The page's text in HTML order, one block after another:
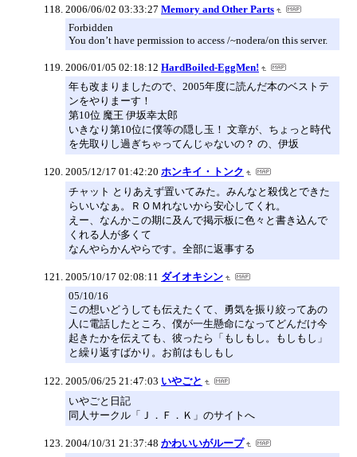
2006/06/02 03:33:27 Memory and Other Parts
Forbidden
You don’t have permission to access /~nodera/on this server.
2006/01/05 02:18:12 HardBoiled-EggMen!
年も改まりましたので、2005年度に読んだ本のベストテ
ンをやりまーす！
第10位 魔王 伊坂幸太郎
いきなり第10位に僕等の隠し玉！ 文章が、ちょっと時代
を先取りし過ぎちゃってんじゃないの？ の、伊坂
2005/12/17 01:42:20 ホンキイ・トンク
チャット とりあえず置いてみた。みんなと殺伐とできた
らいいなぁ。ＲＯＭれないから安心してくれ。
えー、なんかこの期に及んで掲示板に色々と書き込んで
くれる人が多くて
なんやらかんやらです。全部に返事する
2005/10/17 02:08:11 ダイオキシン
05/10/16
この想いどうしても伝えたくて、勇気を振り絞ってあの
人に電話したところ、僕が一生懸命になってどんだけ今
起きたかを伝えても、彼ったら「もしもし。もしもし」
と繰り返すばかり。お前はもしもし
2005/06/25 21:47:03 いやごと
いやごと日記
同人サークル「Ｊ．Ｆ．Ｋ」のサイトへ
2004/10/31 21:37:48 かわいいがループ